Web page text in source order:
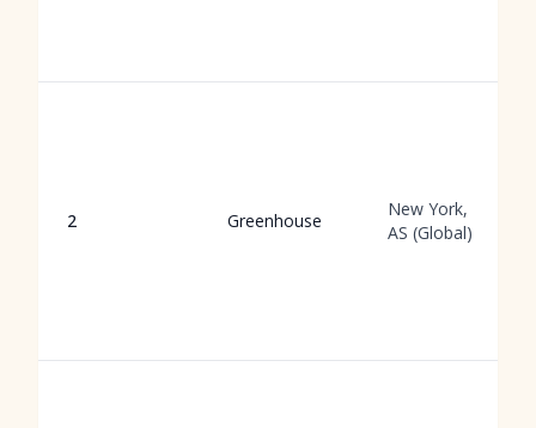
2 Greenhouse
New York,
AS (Global)